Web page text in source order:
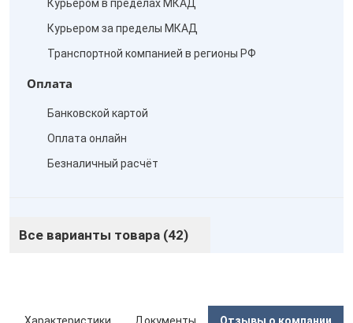
Курьером в пределах МКАД
Курьером за пределы МКАД
Транспортной компанией в регионы РФ
Оплата
Банковской картой
Оплата онлайн
Безналичный расчёт
Все варианты товара (42)